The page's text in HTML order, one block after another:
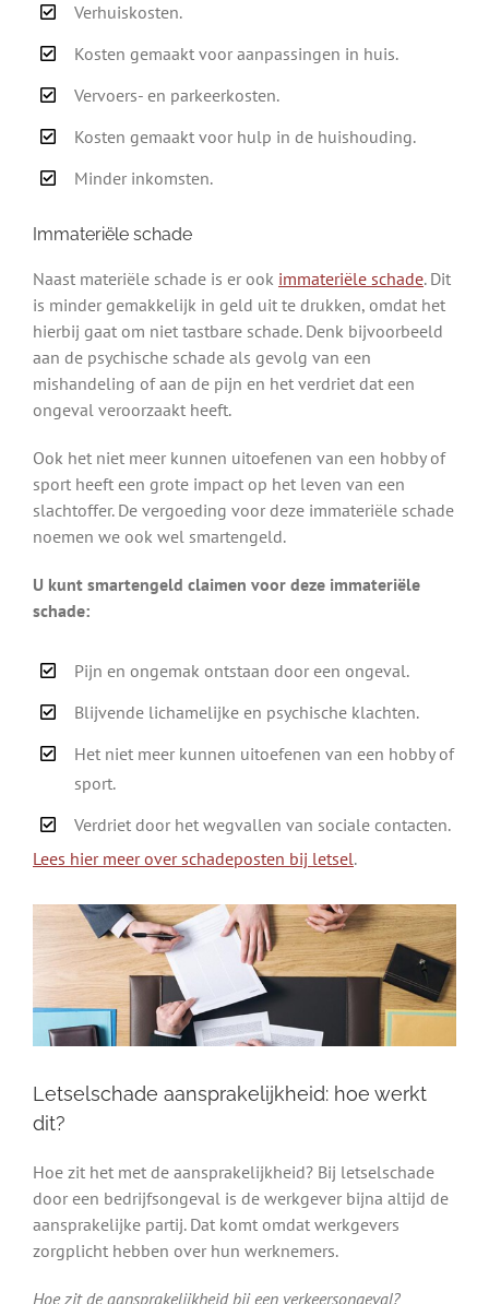
Verhuiskosten.
Kosten gemaakt voor aanpassingen in huis.
Vervoers- en parkeerkosten.
Kosten gemaakt voor hulp in de huishouding.
Minder inkomsten.
Immateriële schade
Naast materiële schade is er ook immateriële schade. Dit
is minder gemakkelijk in geld uit te drukken, omdat het
hierbij gaat om niet tastbare schade. Denk bijvoorbeeld
aan de psychische schade als gevolg van een
mishandeling of aan de pijn en het verdriet dat een
ongeval veroorzaakt heeft.
Ook het niet meer kunnen uitoefenen van een hobby of
sport heeft een grote impact op het leven van een
slachtoffer. De vergoeding voor deze immateriële schade
noemen we ook wel smartengeld.
U kunt smartengeld claimen voor deze immateriële
schade:
Pijn en ongemak ontstaan door een ongeval.
Blijvende lichamelijke en psychische klachten.
Het niet meer kunnen uitoefenen van een hobby of
sport.
Verdriet door het wegvallen van sociale contacten.
Lees hier meer over schadeposten bij letsel.
Letselschade aansprakelijkheid: hoe werkt
dit?
Hoe zit het met de aansprakelijkheid? Bij letselschade
door een bedrijfsongeval is de werkgever bijna altijd de
aansprakelijke partij. Dat komt omdat werkgevers
zorgplicht hebben over hun werknemers.
Hoe zit de aansprakelijkheid bij een verkeersongeval?